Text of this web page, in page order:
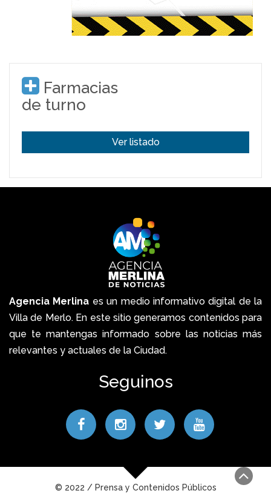
Farmacias
de turno
Ver listado
Agencia Merlina es un medio informativo digital de la
Villa de Merlo. En este sitio generamos contenidos para
que te mantengas informado sobre las noticias más
relevantes y actuales de la Ciudad.
Seguinos
© 2022 / Prensa y Contenidos Públicos